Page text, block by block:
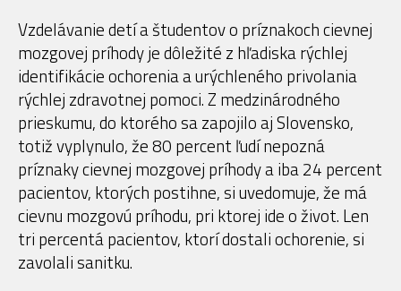
Vzdelávanie detí a študentov o príznakoch cievnej
mozgovej príhody je dôležité z hľadiska rýchlej
identifikácie ochorenia a urýchleného privolania
rýchlej zdravotnej pomoci. Z medzinárodného
prieskumu, do ktorého sa zapojilo aj Slovensko,
totiž vyplynulo, že 80 percent ľudí nepozná
príznaky cievnej mozgovej príhody a iba 24 percent
pacientov, ktorých postihne, si uvedomuje, že má
cievnu mozgovú príhodu, pri ktorej ide o život. Len
tri percentá pacientov, ktorí dostali ochorenie, si
zavolali sanitku.